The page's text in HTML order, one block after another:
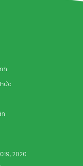
2020